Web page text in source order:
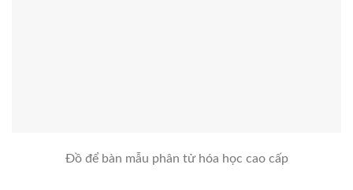
Đồ để bàn mẫu phân tử hóa học cao cấp